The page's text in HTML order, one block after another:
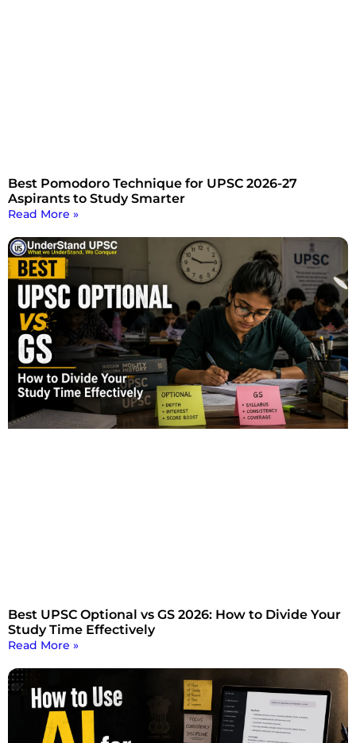
Best Pomodoro Technique for UPSC 2026-27
Aspirants to Study Smarter
Read More »
Best UPSC Optional vs GS 2026: How to Divide Your
Study Time Effectively
Read More »